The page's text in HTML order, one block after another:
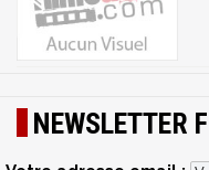
NEWSLETTER